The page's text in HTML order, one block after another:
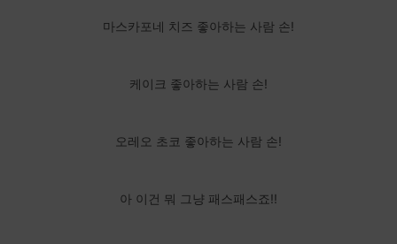
마스카포네 치즈 좋아하는 사람 손!
케이크 좋아하는 사람 손!
오레오 초코 좋아하는 사람 손!
아 이건 뭐 그냥 패스패스죠!!